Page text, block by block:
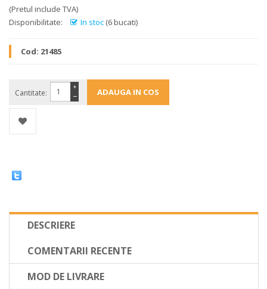
(Pretul include TVA)
Disponibilitate:
In stoc (6 bucati)
Cod: 21485
Cantitate: −
+
DESCRIERE
COMENTARII RECENTE
MOD DE LIVRARE